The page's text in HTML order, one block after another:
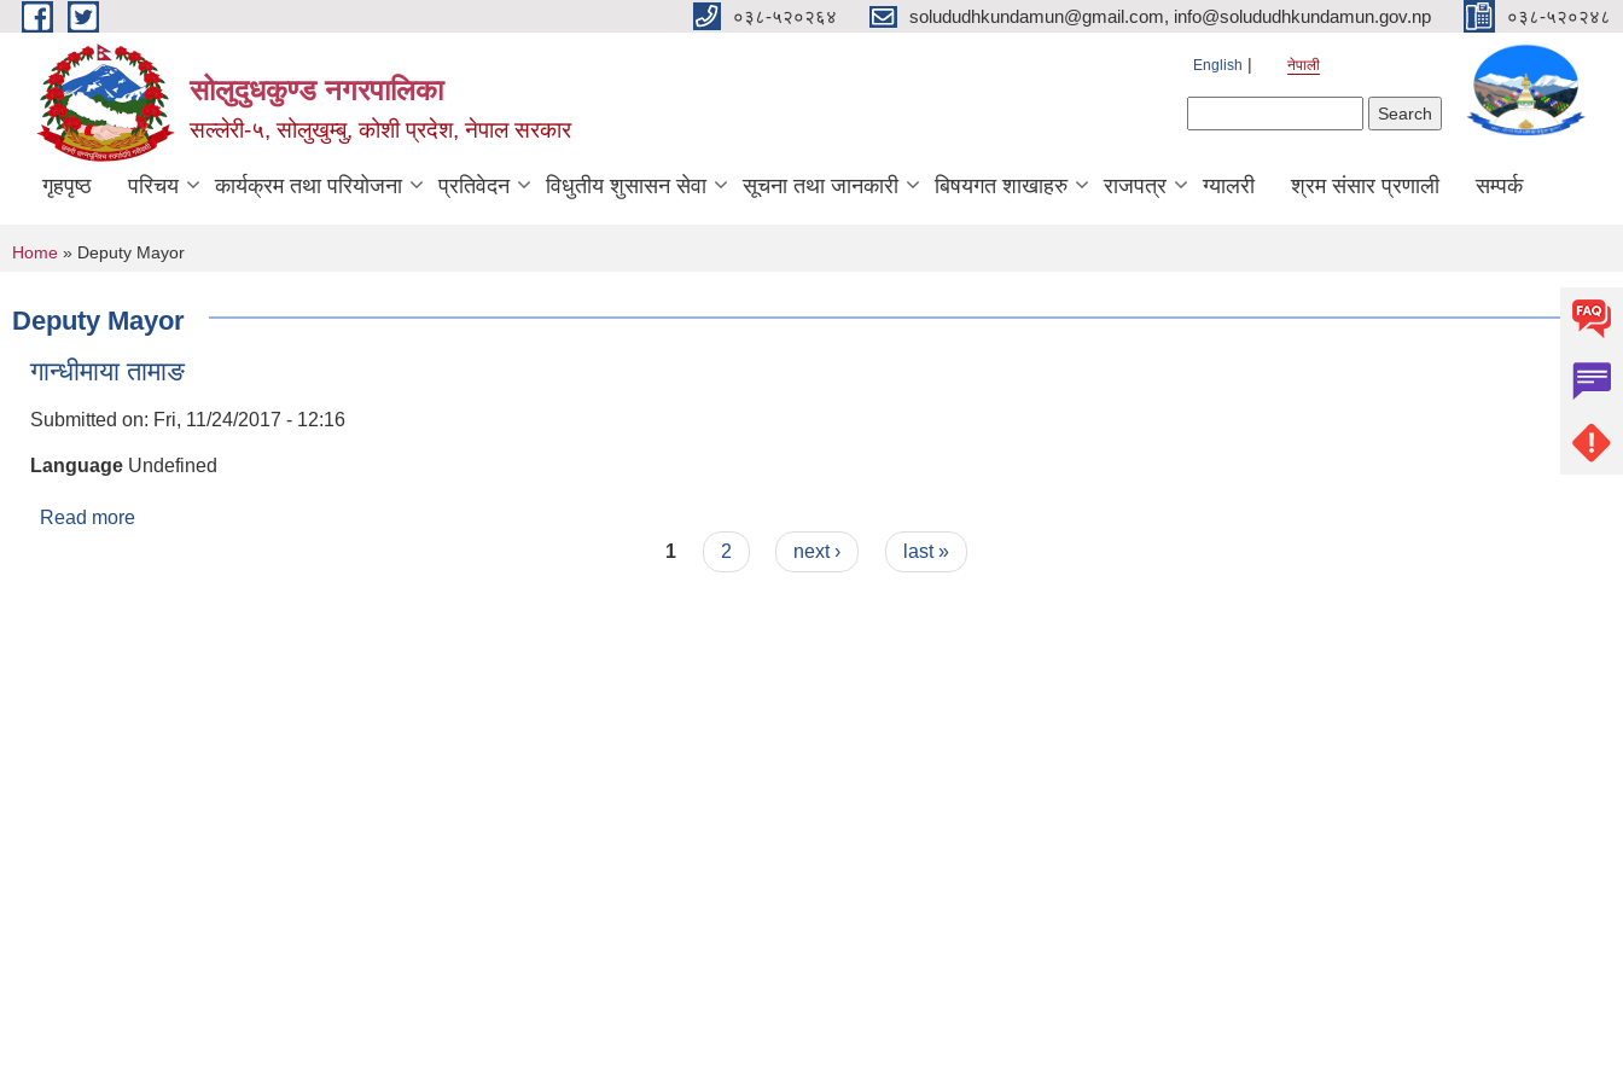
Skip to main content ०३८-५२०२६४ solududhkundamun@gmail.com, info@solududhkundamun.gov.np ०३८-५२०२४८
सोलुदुधकुण्ड नगरपालिका
सल्लेरी-५, सोलुखुम्बु, कोशी प्रदेश, नेपाल सरकार
English नेपाली
गृहपृष्ठ परिचय कार्यक्रम तथा परियोजना प्रतिवेदन विधुतीय शुसासन सेवा सूचना तथा जानकारी बिषयगत शाखाहरु राजपत्र ग्यालरी श्रम संसार प्रणाली सम्पर्क
You are here
Home » Deputy Mayor
Deputy Mayor
गान्धीमाया तामाङ
Submitted on: Fri, 11/24/2017 - 12:16
Language Undefined
Read more
1 2 next › last »